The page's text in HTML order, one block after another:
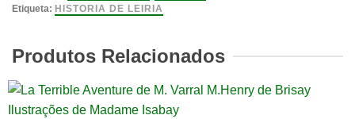
Leiria
a
e
o
Etiqueta: HISTORIA DE LEIRIA
Produtos Relacionados